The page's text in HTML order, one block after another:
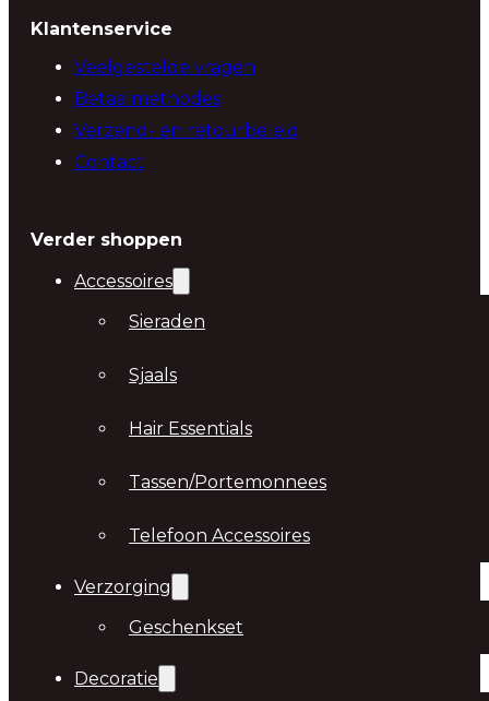
Klantenservice
Veelgestelde vragen
Betaalmethodes
Verzend- en retourbeleid
Contact
Verder shoppen
Accessoires
Sieraden
Sjaals
Hair Essentials
Tassen/Portemonnees
Telefoon Accessoires
Verzorging
Geschenkset
Decoratie